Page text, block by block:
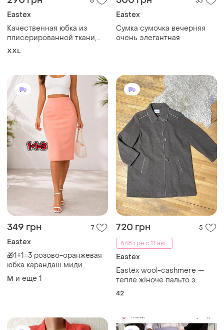
Eastex
Качественная юбка из
плисерированной ткани,
тонкий искусственный
длина 75см, состояние
идеальное, британия
XXL
Eastex
Сумка сумочка вечерняя
очень элегантная
349 грн 7
Eastex
🎁1+1=3 розово-оранжевая
юбка карандаш миди
высокая посадка aastex,
размер 46 - 48
M и еще 1
720 грн
5
648 грн с 11 авг.
Eastex
Eastex wool-cashmere —
тепле жіноче пальто з
кашеміром і вовною,
42